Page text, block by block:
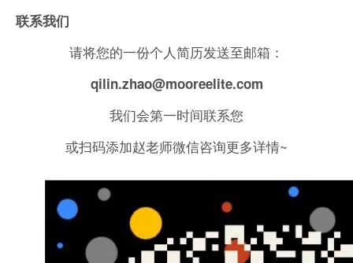
联系我们
请将您的一份个人简历发送至邮箱：
qilin.zhao@mooreelite.com
我们会第一时间联系您
或扫码添加赵老师微信咨询更多详情~